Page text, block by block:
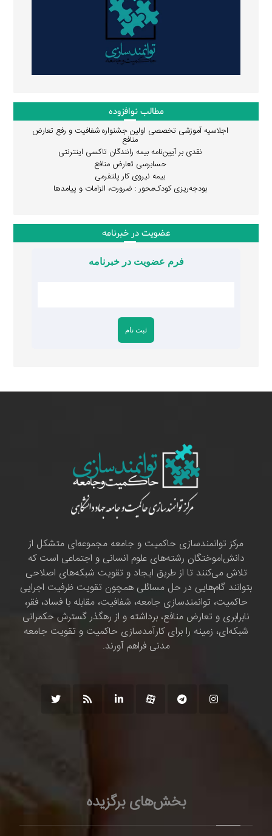
مطالب نوافزوده
اجلاسیه آموزشی تخصصی اولین جشنواره شفافیت و رفع تعارض
منافع
نقدی بر آیین‌نامه بیمه رانندگان تاکسی اینترنتی
حسابرسی تعارض منافع
بیمه نیروی کار پلتفرمی
بودجه‌ریزی کودک‌محور : ضرورت، الزامات و پیامدها
عضویت در خبرنامه
فرم عضویت در خبرنامه
مرکز توانمندسازی حاکمیت و جامعه مجموعه‌ای متشکل از
دانش‌اموختگان رشته‌های علوم انسانی و اجتماعی است که
تلاش می‌کنند تا از طریق ایجاد و تقویت شبکه‌های اصلاحی
بتوانند گام‌هایی در حل مسائلی همچون تقویت ظرفیت اجرایی
حاکمیت، توانمندسازی جامعه، شفافیت، مقابله با فساد، فقر،
نابرابری و تعارض منافع، برداشته و از رهگذر گسترش حکمرانی
شبکه‌ای، زمینه را برای کارآمدسازی حاکمیت و تقویت جامعه
مدنی فراهم آورند.
بخش‌های برگزیده